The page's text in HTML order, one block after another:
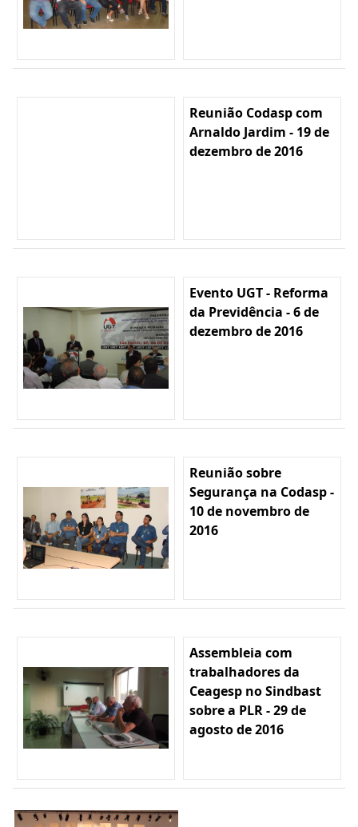
Reunião Codasp com
Arnaldo Jardim - 19 de
dezembro de 2016
Evento UGT - Reforma
da Previdência - 6 de
dezembro de 2016
Reunião sobre
Segurança na Codasp -
10 de novembro de
2016
Assembleia com
trabalhadores da
Ceagesp no Sindbast
sobre a PLR - 29 de
agosto de 2016